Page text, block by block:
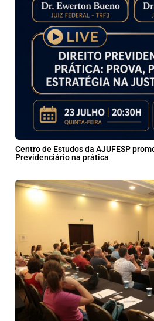
Centro de Estudos da AJUFESP
Previdenciário na prática